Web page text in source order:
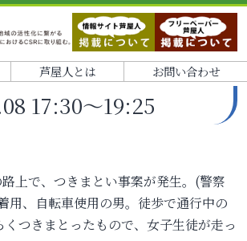
芦屋人とは お問い合わせ
17:30～19:25
上で、つきまとい事案が発生。(警察
用、自転車使用の男。徒歩で通行中の
つきまとったもので、女子生徒が走っ